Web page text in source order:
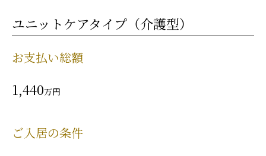
ユニットケアタイプ（介護型）
お支払い総額
1,440万円
ご入居の条件